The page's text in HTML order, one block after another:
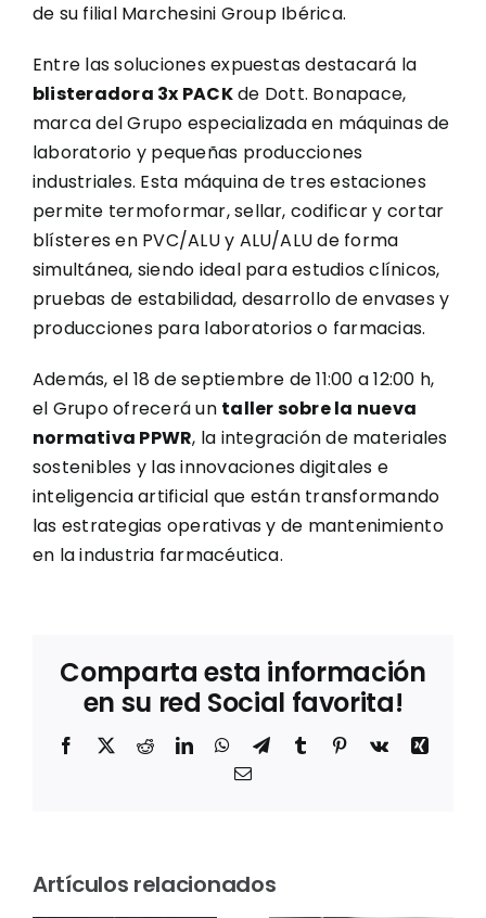
de su filial Marchesini Group Ibérica.
Entre las soluciones expuestas destacará la
blisteradora 3x PACKde Dott. Bonapace,
marca del Grupo especializada en máquinas de
laboratorio y pequeñas producciones
industriales. Esta máquina de tres estaciones
permite termoformar, sellar, codificar y cortar
blísteres en PVC/ALU y ALU/ALU de forma
simultánea, siendo ideal para estudios clínicos,
pruebas de estabilidad, desarrollo de envases y
producciones para laboratorios o farmacias.
Además, el 18 de septiembre de 11:00 a 12:00 h,
el Grupo ofrecerá un taller sobre la nueva
normativa PPWR, la integración de materiales
sostenibles y las innovaciones digitales e
inteligencia artificial que están transformando
las estrategias operativas y de mantenimiento
en la industria farmacéutica.
Comparta esta información
en su red Social favorita!
Facebook
X RedditLinkedInWhatsApp
TelegramTumblr Pinterest
Vk
Xing
Correo
Artículos relacionados
en el
laboratorio: